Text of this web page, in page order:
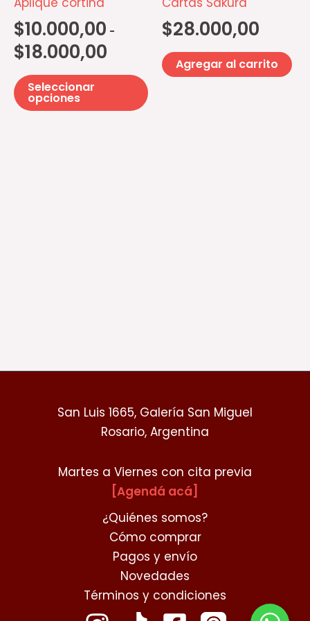
$10.000,00 -
$18.000,00
Seleccionar
opciones
pueden
elegir
la
$28.000,00
Agregar al carrito
San Luis 1665, Galería San Miguel
Rosario, Argentina
Martes a Viernes con cita previa
[Agendá acá]
¿Quiénes somos?
Cómo comprar
Pagos y envío
Novedades
Términos y condiciones